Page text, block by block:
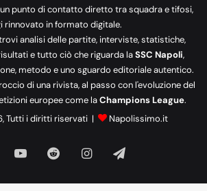
punto di contatto diretto tra squadra e tifosi,
rinnovato in formato digitale.
analisi delle partite, interviste, statistiche,
e tutto ciò che riguarda laSSC Napoli,
metodo e uno sguardo editoriale autentico.
di una rivista, al passo con l'evoluzione del
europee come laChampions League.
Tutti i diritti riservati |
Napolissimo.it
Facebook
Tube
RedditInstagram